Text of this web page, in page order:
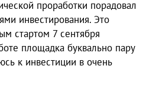
проработки порадовал
инвестирования. Это
стартом 7 сентября
площадка буквально пару
к инвестиции в очень